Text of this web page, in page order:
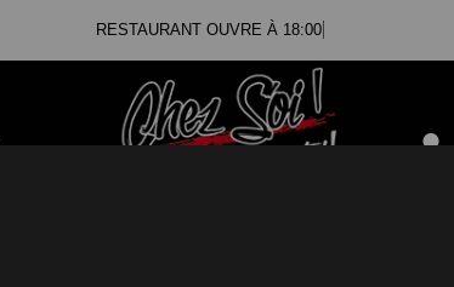
RESTAURANT OUVRE À 18:00